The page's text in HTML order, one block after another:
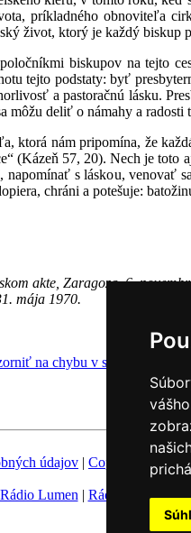
príkladného obnoviteľa
život, ktorý je každý biskup
biskupov na tejto
tejto podstaty: byť
a pastoračnú lásku.
môžu deliť o námahy a
ktorá nám pripomína, že
(Kázeň 57, 20). Nech je toto
s láskou, venovať
chráni a potešuje:
akte, Zaragoza, 6.
mája 1970.
na chybu v správe
údajov | Copyright
Rádio Lumen | Rádio Vatikán|
Nastavenie